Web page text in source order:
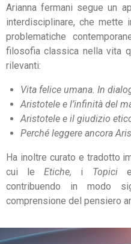
Arianna fermani segue un
interdisciplinare, che
problematiche
filosofia classica nella vita
rilevanti:
Vita felice umana. In
Aristotele e l’infinità del
Aristotele e il giudizio
Perché leggere ancora
Ha inoltre curato e tradotto
cui leEtiche, i Topici
contribuendo in modo
comprensione del pensiero